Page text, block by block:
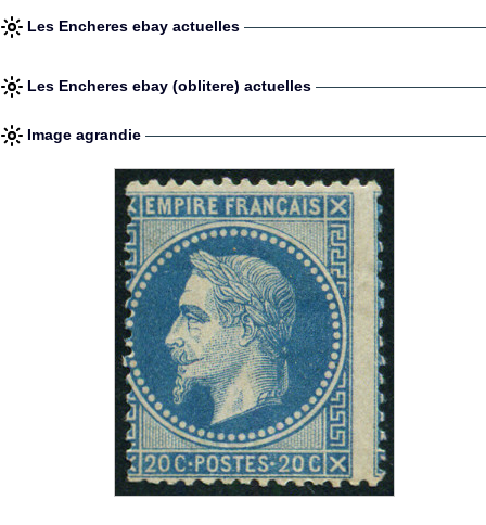
Les Encheres ebay actuelles
Les Encheres ebay (oblitere) actuelles
Image agrandie